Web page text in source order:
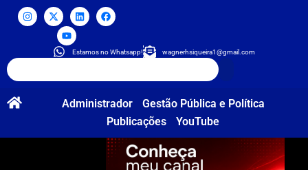
Estamos no Whatsapp! wagnerhsiqueira1@gmail.com
Administrador
Gestão Pública e Política
Publicações
YouTube